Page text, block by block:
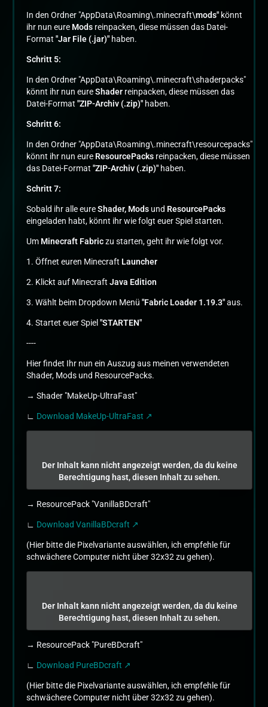
In den Ordner "AppData\Roaming\.minecraft\mods" könnt
ihr nun eure Mods reinpacken, diese müssen das Datei-
Format "Jar File (.jar)" haben.
Schritt 5:
In den Ordner "AppData\Roaming\.minecraft\shaderpacks"
könnt ihr nun eureShader reinpacken, diese müssen das
Datei-Format "ZIP-Archiv (.zip)" haben.
Schritt 6:
In den Ordner "AppData\Roaming\.minecraft\resourcepacks"
könnt ihr nun eure ResourcePacks reinpacken, diese müssen
das Datei-Format "ZIP-Archiv (.zip)" haben.
Schritt 7:
Sobald ihr alle eureShader, Mods und ResourcePacks
eingeladen habt, könnt ihr wie folgt euer Spiel starten.
Um Minecraft Fabriczu starten, geht ihr wie folgt vor.
1. Öffnet euren Minecraft Launcher
2. Klickt auf Minecraft Java Edition
3. Wählt beim Dropdown Menü "Fabric Loader 1.19.3"aus.
4. Startet euer Spiel "STARTEN"
----
Hier findet Ihr nun ein Auszug aus meinen verwendeten
Shader, Mods und ResourcePacks.
→ Shader "MakeUp-UltraFast"
∟ Download MakeUp-UltraFast
Der Inhalt kann nicht angezeigt werden, da du keine
Berechtigung hast, diesen Inhalt zu sehen.
→ ResourcePack "VanillaBDcraft"
∟ Download VanillaBDcraft
(Hier bitte die Pixelvariante auswählen, ich empfehle für
schwächere Computer nicht über 32x32 zu gehen).
Der Inhalt kann nicht angezeigt werden, da du keine
Berechtigung hast, diesen Inhalt zu sehen.
→ ResourcePack "PureBDcraft"
∟ Download PureBDcraft
(Hier bitte die Pixelvariante auswählen, ich empfehle für
schwächere Computer nicht über 32x32 zu gehen).